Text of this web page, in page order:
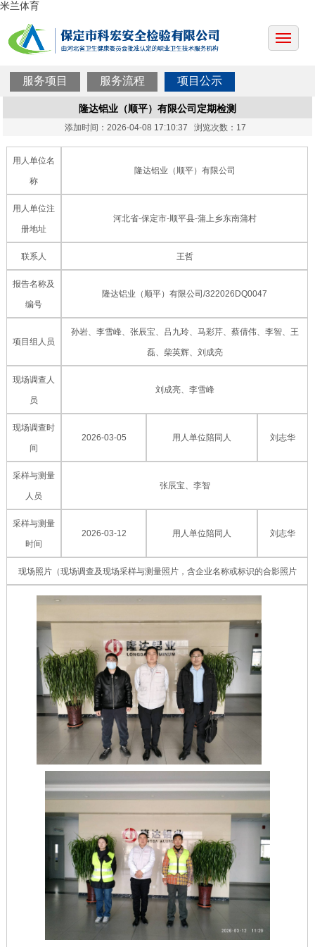
米兰体育
服务项目 服务流程 项目公示
隆达铝业（顺平）有限公司定期检测
添加时间：2026-04-08 17:10:37 浏览次数：17
用人单位名
称
隆达铝业（顺平）有限公司
用人单位注
册地址
河北省-保定市-顺平县-蒲上乡东南蒲村
联系人 王哲
报告名称及
编号
隆达铝业（顺平）有限公司/322026DQ0047
项目组人员
孙岩、李雪峰、张辰宝、吕九玲、马彩芹、蔡倩伟、李智、王
磊、柴英辉、刘成亮
现场调查人
员
刘成亮、李雪峰
现场调查时
间
2026-03-05 用人单位陪同人 刘志华
采样与测量
人员
张辰宝、李智
采样与测量
时间
2026-03-12 用人单位陪同人 刘志华
现场照片（现场调查及现场采样与测量照片，含企业名称或标识的合影照片